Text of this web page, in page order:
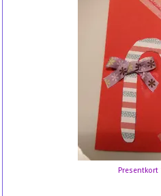
Presentkort